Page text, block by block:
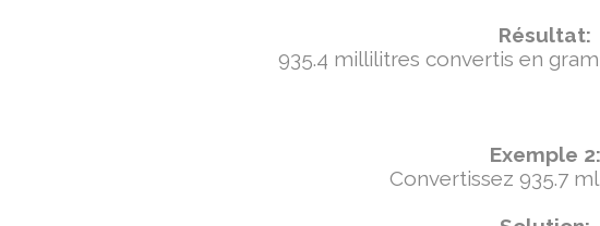
Résultat:
935.4 millilitres convertis en
Exemple 2:
Convertissez 935.7